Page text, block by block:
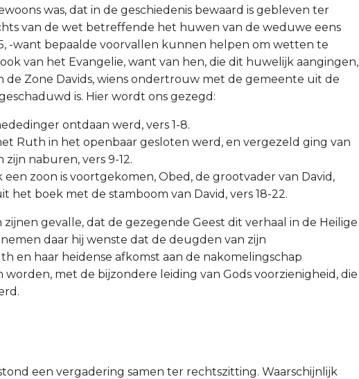
was, dat in de geschiedenis bewaard is gebleven ter
van de wet betreffende het huwen van de weduwe eens
-want bepaalde voorvallen kunnen helpen om wetten te
van het Evangelie, want van hen, die dit huwelijk aangingen,
de Zone Davids, wiens ondertrouw met de gemeente uit de
is. Hier wordt ons gezegd:
ontdaan werd, vers 1-8.
Ruth in het openbaar gesloten werd, en vergezeld ging van
naburen, vers 9-12.
zoon is voortgekomen, Obed, de grootvader van David,
het boek met de stamboom van David, vers 18-22.
zijnen gevalle, dat de gezegende Geest dit verhaal in de Heilige
daar hij wenste dat de deugden van zijn
en haar heidense afkomst aan de nakomelingschap
met de bijzondere leiding van Gods voorzienigheid, die
een vergadering samen ter rechtszitting. Waarschijnlijk